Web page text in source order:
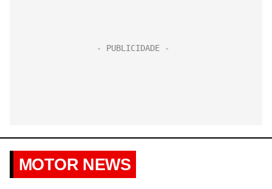
MOTOR NEWS